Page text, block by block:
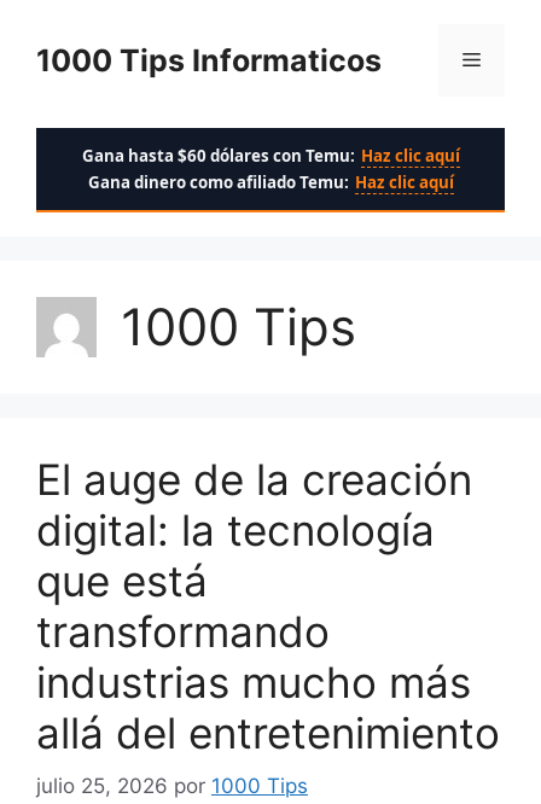
contenido
1000 Tips Informaticos Menú
Gana hasta $60 dólares con Temu: Haz clic aquí
Gana dinero como afiliado Temu: Haz clic aquí
1000 Tips
El auge de la creación
digital: la tecnología
que está
transformando
industrias mucho más
allá del entretenimiento
julio 25, 2026 por 1000 Tips